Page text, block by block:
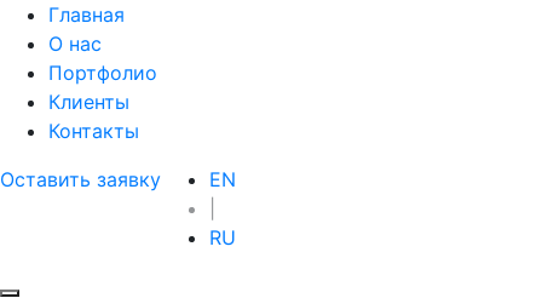
Главная
О нас
Портфолио
Клиенты
Контакты
Оставить заявку
EN
RU